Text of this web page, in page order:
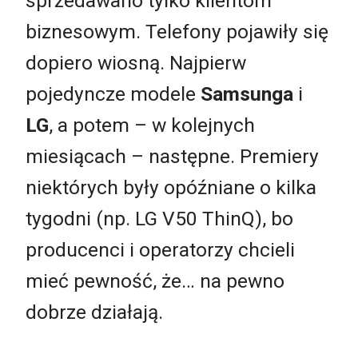
biznesowym. Telefony pojawiły się
dopiero wiosną. Najpierw
pojedyncze modele Samsunga i
LG, a potem – w kolejnych
miesiącach – następne. Premiery
niektórych były opóźniane o kilka
tygodni (np. LG V50 ThinQ), bo
producenci i operatorzy chcieli
mieć pewność, że… na pewno
dobrze działają.